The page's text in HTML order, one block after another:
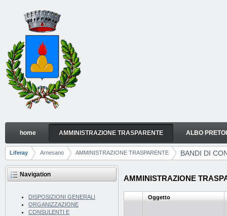
Skip to Content
BANDI DI CONCORSO
Navigation
home AMMINISTRAZIONE TRASPARENTE ALBO
Breadcrumbs
Liferay Arnesano AMMINISTRAZIONE TRASPARENTE BANDI DI
Navigation
DISPOSIZIONI GENERALI
ORGANIZZAZIONE
CONSULENTI E
AMMINISTRAZIONE
Oggetto